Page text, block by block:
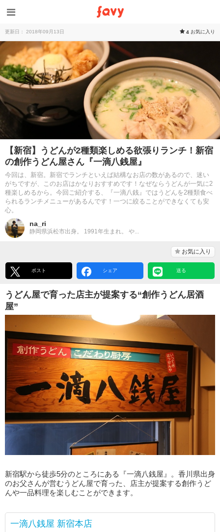
更新日： 2018年09月13日 4 お気に入り
【新宿】うどんが2種類楽しめる欲張りランチ！新宿
の創作うどん屋さん『一滴八銭屋』
今回は、新宿。新宿でランチといえば結構なお店の数があるので、迷い
がちですが、このお店はかなりおすすめです！なぜならうどんが一気に2
種楽しめるから。今回ご紹介する、『一滴八銭』ではうどんを2種類食べ
られるランチメニューがあるんです！一つに絞ることができなくても安
心。
na_ri
静岡県浜松市出身。 1991年生まれ。 や...
お気に入り
ポスト シェア 送る
うどん屋で育った店主が提案する“創作うどん居酒
屋”
新宿駅から徒歩5分のところにある『一滴八銭屋』。香川県出身
のお父さんが営むうどん屋で育った、店主が提案する創作うど
んや一品料理を楽しむことができます。
一滴八銭屋 新宿本店